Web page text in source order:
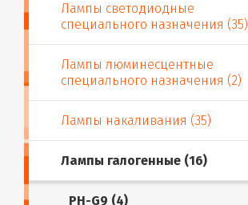
Лампы светодиодные
специального назначения (35)
Лампы люминесцентные
специального назначения (2)
Лампы накаливания (35)
Лампы галогенные (16)
PH-G9 (4)